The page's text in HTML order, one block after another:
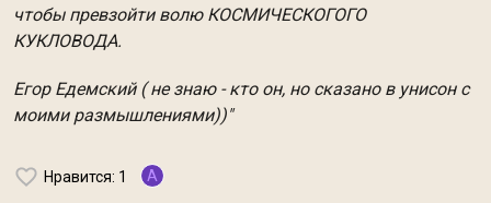
чтобы превзойти волю КОСМИЧЕСКОГОГО
КУКЛОВОДА.
Егор Едемский ( не знаю - кто он, но сказано в унисон с
моими размышлениями))"
Нравится: 1 A